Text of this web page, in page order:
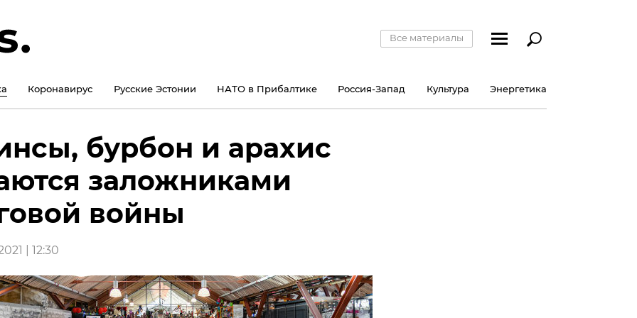
Все материалы
Коронавирус Русские Эстонии НАТО в Прибалтике Россия-Запад Культура Энергетика
бурбон и арахис
заложниками
войны
| 12:30